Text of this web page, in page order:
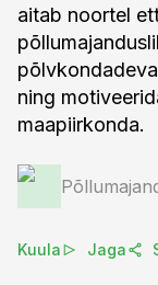
aitab noortel
ning
maapiirkonda.
Kuula Jaga